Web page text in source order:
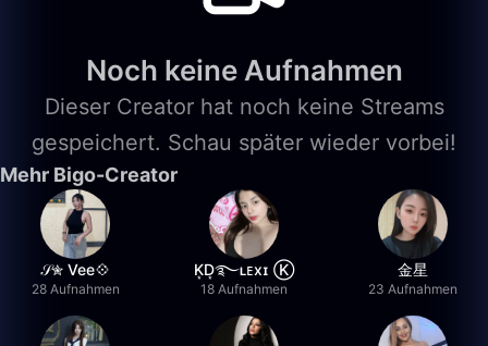
Noch keine Aufnahmen
Dieser Creator hat noch keine Streams
gespeichert. Schau später wieder vorbei!
Mehr Bigo-Creator
𝒮✮ Vee💠
28 Aufnahmen
K͙D͙࿐ʟᴇxɪ Ⓚ
18 Aufnahmen
金星
23 Aufnahmen